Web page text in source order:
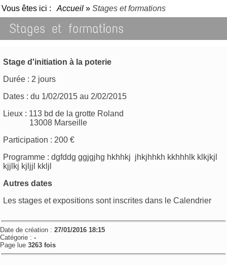
Vous êtes ici : Accueil»Stages et formations
Stages et formations
Stage d'initiation à la poterie
Durée : 2 jours
Dates : du 1/02/2015 au 2/02/2015
Lieux : 113 bd de la grotte Roland
13008 Marseille
Participation : 200 €
Programme : dgfddg ggjgjhg hkhhkj jhkjhhkh kkhhhlk klkjkjl
kjjlkj kjljjl kkljl
Autres dates
Les stages et expositions sont inscrites dans le Calendrier
Date de création : 27/01/2016 18:15
Catégorie : -
Page lue 3263 fois